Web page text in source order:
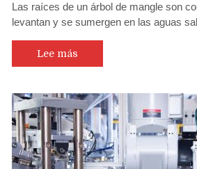
Las raíces de un árbol de mangle son
levantan y se sumergen en las aguas
Lee más